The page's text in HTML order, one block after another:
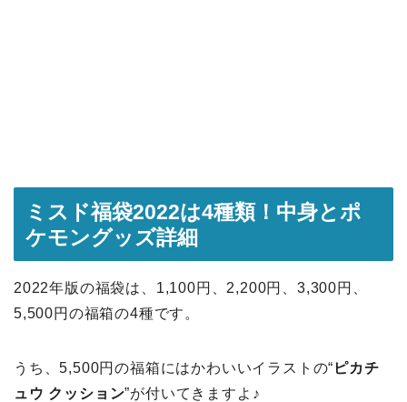
ミスド福袋2022は4種類！中身とポ
ケモングッズ詳細
2022年版の福袋は、1,100円、2,200円、3,300円、
5,500円の福箱の4種です。
うち、5,500円の福箱にはかわいいイラストの“ ピカチ
ュウ クッション”が付いてきますよ♪